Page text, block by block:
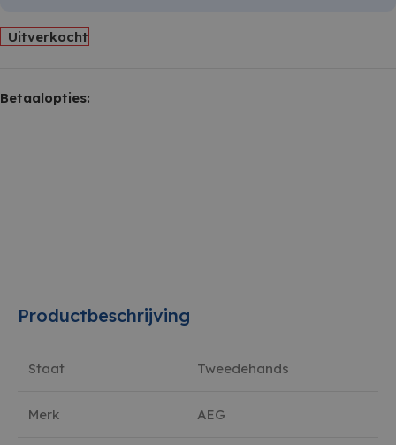
Uitverkocht
Betaalopties:
Productbeschrijving
Staat Tweedehands
Merk AEG